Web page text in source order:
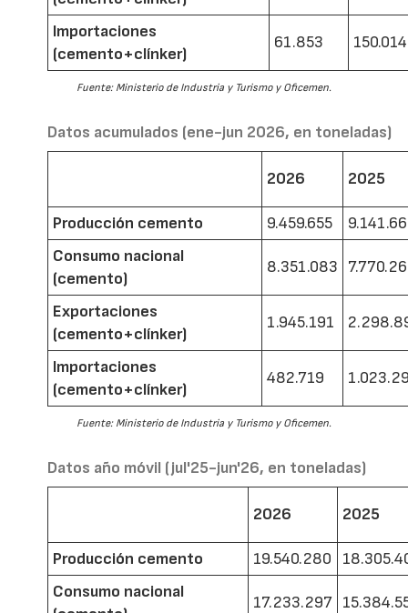
Importaciones
(cemento+clínker)
61.853 150.014
Fuente: Ministerio de Industria y Turismo y Oficemen.
Datos acumulados (ene-jun 2026, en toneladas)
2026 2025
Producción cemento 9.459.655
Consumo nacional
(cemento)
8.351.083
Exportaciones
(cemento+clínker)
1.945.191
Importaciones
(cemento+clínker)
482.719
Fuente: Ministerio de Industria y Turismo y Oficemen.
Datos año móvil (jul'25-jun'26, en toneladas)
2026 2025
Producción cemento 19.540.280
Consumo nacional
17.233.297